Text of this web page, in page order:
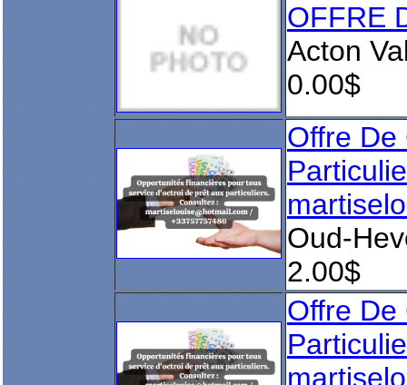
OFFRE
Acton
0.00$
Offre De
Oud-
2.00$
Offre De